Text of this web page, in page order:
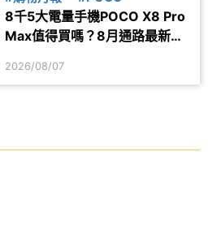
8千5大電量手機POCO X8 Pro
Max值得買嗎？8月通路最新價
2026/08/07